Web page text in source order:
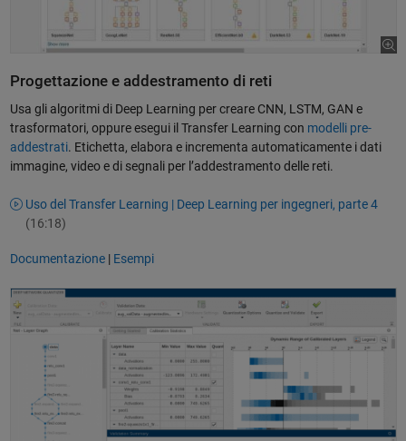
Progettazione e addestramento di reti
Usa gli algoritmi di Deep Learning per creare CNN, LSTM, GAN e
trasformatori, oppure esegui il Transfer Learning con modelli pre-
addestrati. Etichetta, elabora e incrementa automaticamente i dati
immagine, video e di segnali per l’addestramento delle reti.
Uso del Transfer Learning | Deep Learning per ingegneri, parte 4
(16:18)
Documentazione| Esempi